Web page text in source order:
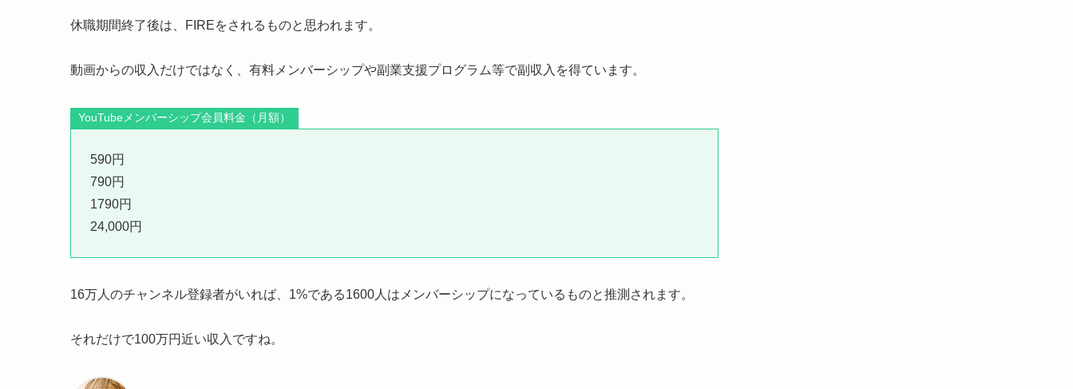
休職期間終了後は、FIREをされるものと思われます。
動画からの収入だけではなく、有料メンバーシップや副業支援プログラム等で副収入を得ています。
YouTubeメンバーシップ会員料金（月額）
590円
790円
1790円
24,000円
16万人のチャンネル登録者がいれば、1%である1600人はメンバーシップになっているものと推測されます。
それだけで100万円近い収入ですね。